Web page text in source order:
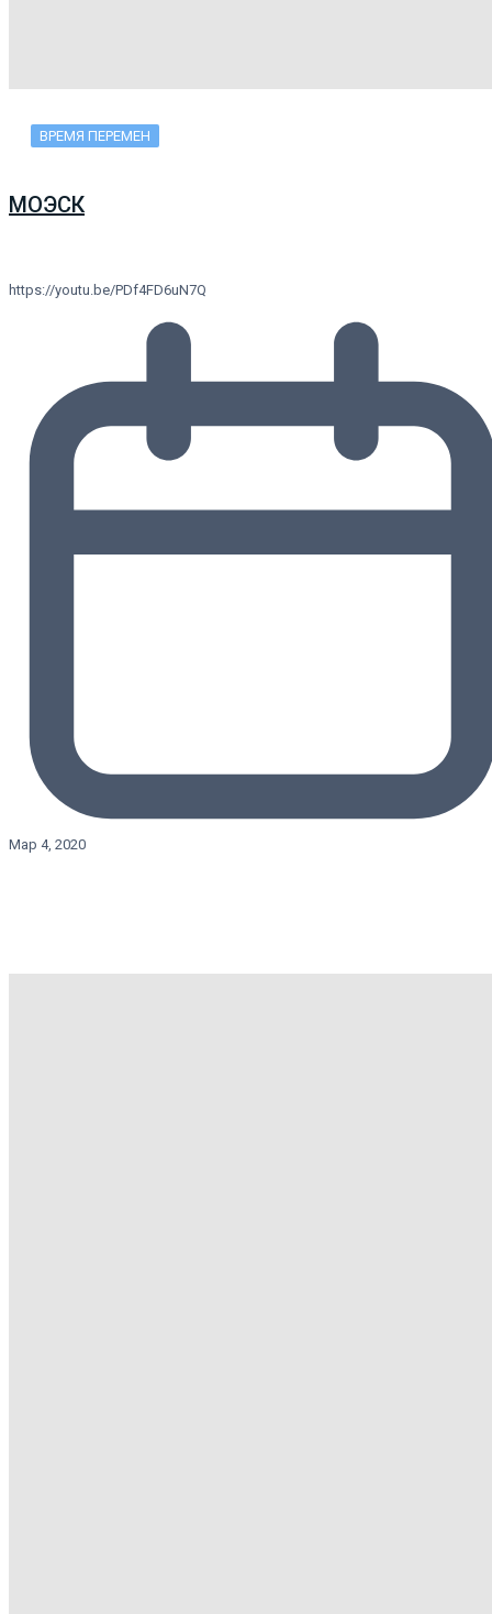
ВРЕМЯ ПЕРЕМЕН
МОЭСК
https://youtu.be/PDf4FD6uN7Q
Мар 4, 2020